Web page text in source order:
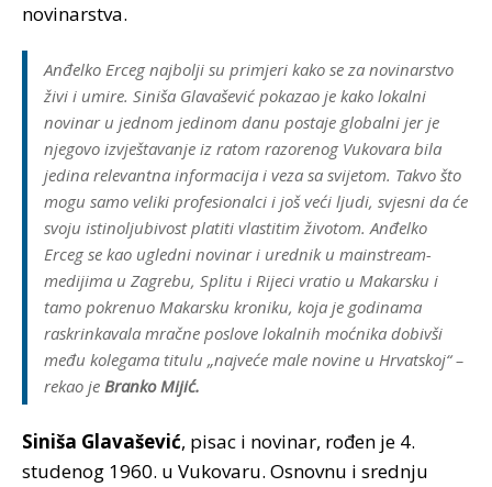
novinarstva.
Anđelko Erceg najbolji su primjeri kako se za novinarstvo
živi i umire. Siniša Glavašević pokazao je kako lokalni
novinar u jednom jedinom danu postaje globalni jer je
njegovo izvještavanje iz ratom razorenog Vukovara bila
jedina relevantna informacija i veza sa svijetom. Takvo što
mogu samo veliki profesionalci i još veći ljudi, svjesni da će
svoju istinoljubivost platiti vlastitim životom. Anđelko
Erceg se kao ugledni novinar i urednik u mainstream-
medijima u Zagrebu, Splitu i Rijeci vratio u Makarsku i
tamo pokrenuo Makarsku kroniku, koja je godinama
raskrinkavala mračne poslove lokalnih moćnika dobivši
među kolegama titulu „najveće male novine u Hrvatskoj“ –
rekao je Branko Mijić.
Siniša Glavašević, pisac i novinar, rođen je 4.
studenog 1960. u Vukovaru. Osnovnu i srednju